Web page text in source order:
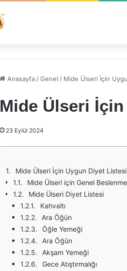
Anasayfa /Genel / Mide Ülseri İçin
Mide Ülseri
23 Eylül 2024
Mide Ülseri İçin Uygun Diyet Listesi
Mide Ülseri için Genel
Mide Ülseri Diyet Listesi
Kahvaltı
Ara Öğün
Öğle Yemeği
Ara Öğün
Akşam Yemeği
Gece Atıştırmalığı